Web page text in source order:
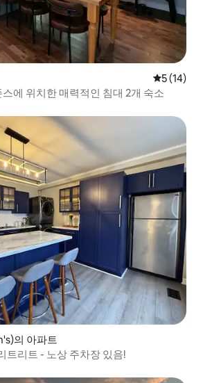
평점 5점
5 (14)
에 위치한 매력적인 침대 2개 숙소
의 아파트
트리트 - 노상 주차장 있음!